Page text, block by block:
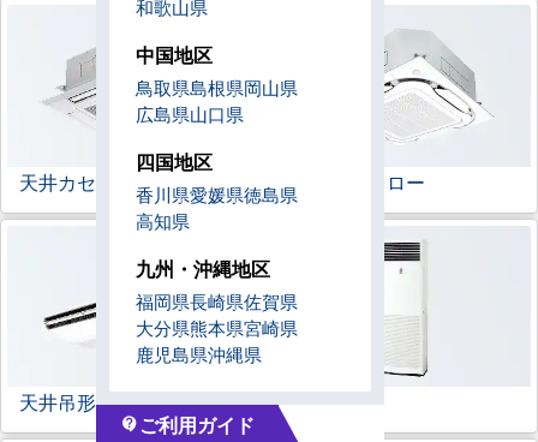
天井カセット形4方向 ラウンドフロー
天井吊形 床置形
和歌山県
中国地区
鳥取県島根県岡山県
広島県山口県
四国地区
香川県愛媛県徳島県
高知県
九州・沖縄地区
福岡県長崎県佐賀県
大分県熊本県宮崎県
鹿児島県沖縄県
contact_support ご利用ガイド